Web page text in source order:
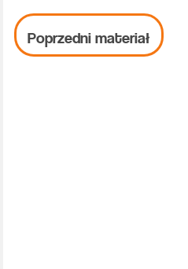
Poprzedni materiał